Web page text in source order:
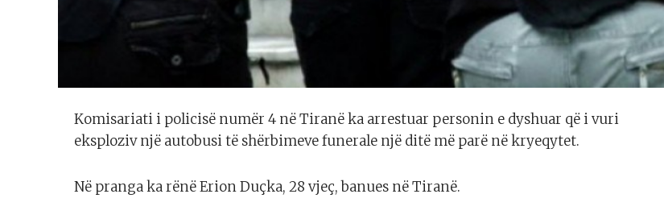
Komisariati i policisë numër 4 në Tiranë ka arrestuar personin e dyshuar që i vuri
eksploziv një autobusi të shërbimeve funerale një ditë më parë në kryeqytet.
Në pranga ka rënë Erion Duçka, 28 vjeç, banues në Tiranë.